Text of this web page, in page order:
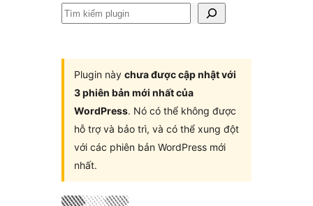
Tìm
Plugin này chưa được cập nhật với
3 phiên bản mới nhất của
WordPress. Nó có thể không được
hỗ trợ và bảo trì, và có thể xung đột
với các phiên bản WordPress mới
nhất.